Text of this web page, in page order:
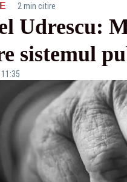
· 2 min citire
Udrescu:
sistemul